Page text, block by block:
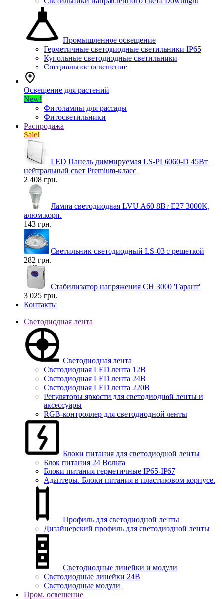
Промышленное освещение
Герметичные светодиодные светильники IP65
Купольные светодиодные светильники
Специальное освещение
Освещение для растений
New!
Фитолампы для рассады
Фитосветильники
Распродажа
Sale!
LED Панель диммируемая LS-PL6060-D 45Вт
нейтральный свет Premium-класс
2 408 грн.
Лампа светодиодная LVU A60 8Вт E27 3000K,
алюм.корп.
143 грн.
Светильник светодиодный LS-03 с решеткой
282 грн.
Стабилизатор напряжения СН 3000 'Гарант'
3 025 грн.
Контакты
Светодиодная лента
Светодиодная лента
Светодиодная LED лента 12В
Светодиодная LED лента 24В
Светодиодная LED лента 220В
Регуляторы яркости для светодиодной ленты и
аксессуары
RGB-контроллер для светодиодной ленты
Блоки питания для светодиодной ленты
Блок питания 24 Вольта
Блоки питания герметичные IP65-IP67
Адаптеры. Блоки питания в пластиковом корпусе.
Профиль для светодиодной ленты
Дизайнерский профиль для светодиодной ленты
Светодиодные линейки и модули
Светодиодные линейки 24В
Светодиодные модули
Пром. освещение